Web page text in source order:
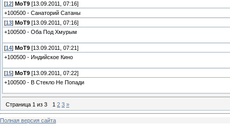
[12] MoT9 [13.09.2011, 07:16]
+100500 - Санаторий Сатаны
[13] MoT9 [13.09.2011, 07:16]
+100500 - Оба Под Хмурым
[14] MoT9 [13.09.2011, 07:21]
+100500 - Индийское Кино
[15] MoT9 [13.09.2011, 07:22]
+100500 - В Стекло Не Попади
Страница 1 из 3 1 2 3 »
Полная версия сайта